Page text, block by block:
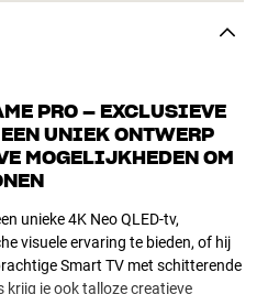
PRO – EXCLUSIEVE
UNIEK ONTWERP
MOGELIJKHEDEN OM
unieke 4K Neo QLED-tv,
visuele ervaring te bieden, of hij
Smart TV met schitterende
krijg je ook talloze creatieve